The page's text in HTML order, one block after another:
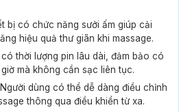
bị có chức năng sưởi ấm giúp cải
hiệu quả thư giãn khi massage.
thời lượng pin lâu dài, đảm bảo có
mà không cần sạc liên tục.
dùng có thể dễ dàng điều chỉnh
thông qua điều khiển từ xa.